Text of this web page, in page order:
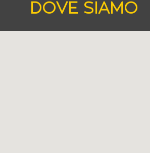
DOVE SIAMO